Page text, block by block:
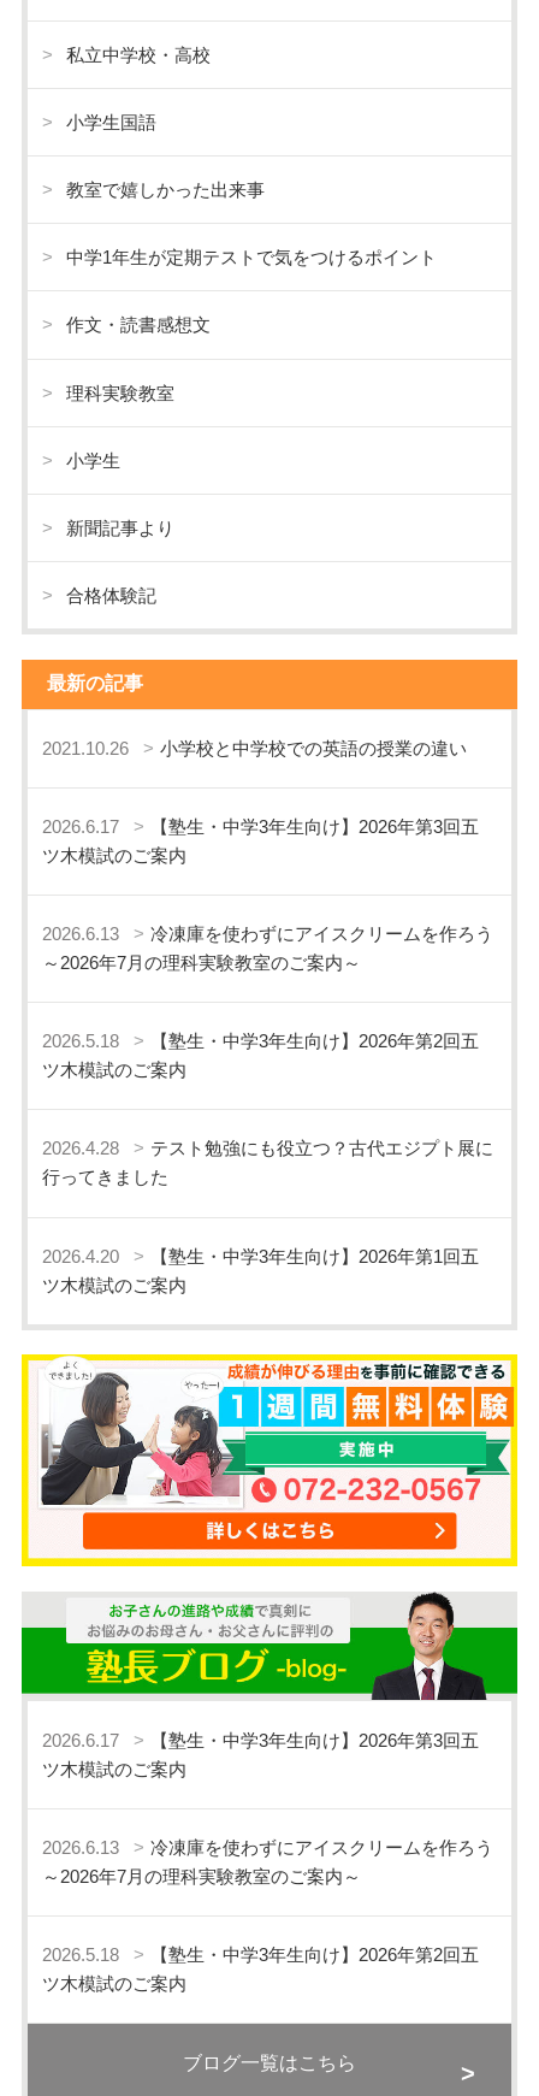
私立中学校・高校
小学生国語
教室で嬉しかった出来事
中学1年生が定期テストで気をつけるポイント
作文・読書感想文
理科実験教室
小学生
新聞記事より
合格体験記
最新の記事
2021.10.26 小学校と中学校での英語の授業の違い
2026.6.17
【塾生・中学3年生向け】2026年第3回五
ツ木模試のご案内
2026.6.13
冷凍庫を使わずにアイスクリームを作ろう
～2026年7月の理科実験教室のご案内～
2026.5.18
【塾生・中学3年生向け】2026年第2回五
ツ木模試のご案内
2026.4.28
テスト勉強にも役立つ？古代エジプト展に
行ってきました
2026.4.20
【塾生・中学3年生向け】2026年第1回五
ツ木模試のご案内
2026.6.17
【塾生・中学3年生向け】2026年第3回五
ツ木模試のご案内
2026.6.13
冷凍庫を使わずにアイスクリームを作ろう
～2026年7月の理科実験教室のご案内～
2026.5.18
【塾生・中学3年生向け】2026年第2回五
ツ木模試のご案内
ブログ一覧はこちら